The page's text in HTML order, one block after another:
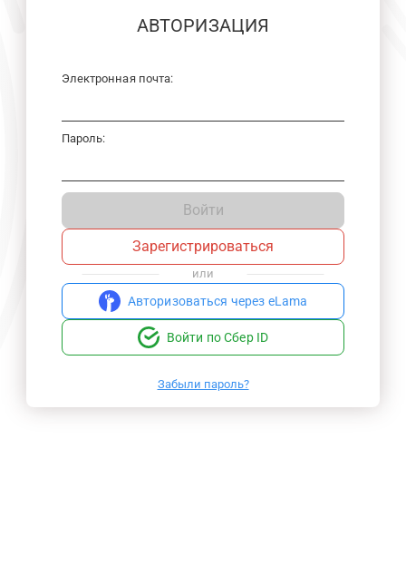
АВТОРИЗАЦИЯ
Электронная почта:
Пароль:
Войти
Зарегистрироваться
или
Авторизоваться через eLama
Войти по Сбер ID
Забыли пароль?